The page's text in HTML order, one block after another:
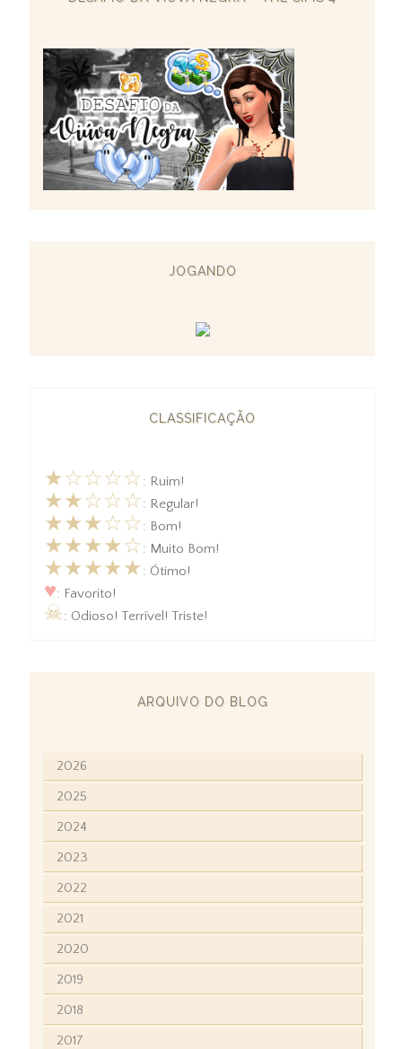
JOGANDO
CLASSIFICAÇÃO
★☆☆☆☆: Ruim!
★★☆☆☆: Regular!
★★★☆☆: Bom!
★★★★☆: Muito Bom!
★★★★★: Ótimo!
♥: Favorito!
☠: Odioso! Terrível! Triste!
ARQUIVO DO BLOG
2026
2025
2024
2023
2022
2021
2020
2019
2018
2017